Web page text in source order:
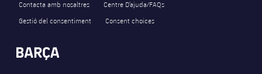
Contacta amb nosaltres
Centre D’ajuda/FAQs
Gestió del consentiment
Consent choices